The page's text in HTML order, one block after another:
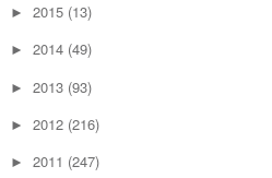
► 2015 (13)
► 2014 (49)
► 2013 (93)
► 2012 (216)
► 2011 (247)